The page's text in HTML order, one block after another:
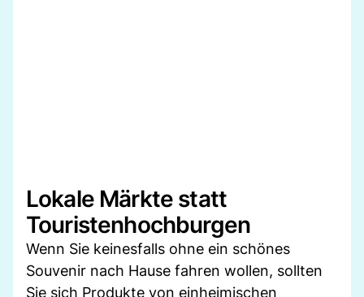
Lokale Märkte statt
Touristenhochburgen
Wenn Sie keinesfalls ohne ein schönes
Souvenir nach Hause fahren wollen, sollten
Sie sich Produkte von einheimischen